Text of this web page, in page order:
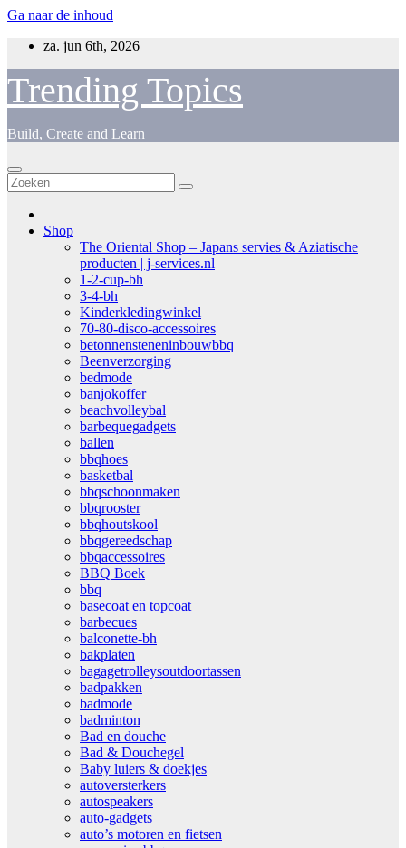
Ga naar de inhoud
za. jun 6th, 2026
Trending Topics
Build, Create and Learn
Shop
The Oriental Shop – Japans servies & Aziatische
producten | j-services.nl
1-2-cup-bh
3-4-bh
Kinderkledingwinkel
70-80-disco-accessoires
betonnensteneninbouwbbq
Beenverzorging
bedmode
banjokoffer
beachvolleybal
barbequegadgets
ballen
bbqhoes
basketbal
bbqschoonmaken
bbqrooster
bbqhoutskool
bbqgereedschap
bbqaccessoires
BBQ Boek
bbq
basecoat en topcoat
barbecues
balconette-bh
bakplaten
bagagetrolleysoutdoortassen
badpakken
badmode
badminton
Bad en douche
Bad & Douchegel
Baby luiers & doekjes
autoversterkers
autospeakers
auto-gadgets
auto’s motoren en fietsen